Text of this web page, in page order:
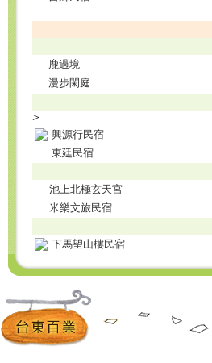
鹿過境
漫步閑庭
>
興源行民宿
東廷民宿
池上北極玄天宮
米樂文旅民宿
下馬望山樓民宿